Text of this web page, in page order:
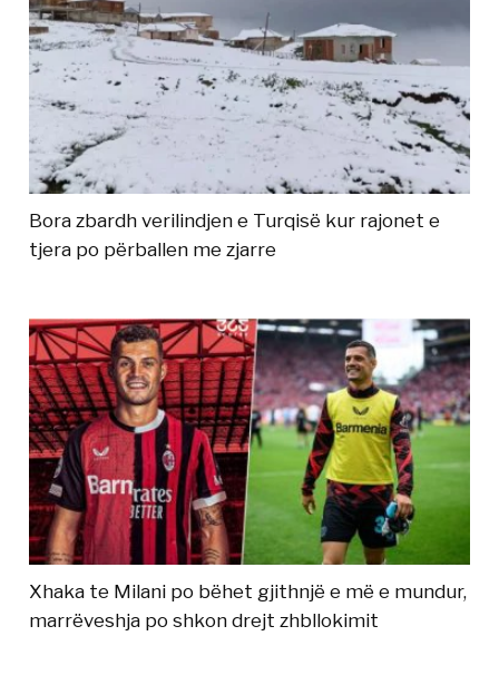
Bora zbardh verilindjen e Turqisë kur rajonet e
tjera po përballen me zjarre
Xhaka te Milani po bëhet gjithnjë e më e mundur,
marrëveshja po shkon drejt zhbllokimit